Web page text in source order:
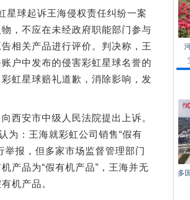
球起诉王海侵权责任纠纷一案
，不应在未经政府职能部门参与
相关产品进行评价。判决称，王
户中发布的侵害彩虹星球名誉的
虹星球赔礼道歉，消除影响，发
安市中级人民法院提出上诉。
为：王海就彩虹公司销售“假有
举报，但多家市场监督管理部门
产品为“假有机产品”，王海并无
机产品。
多